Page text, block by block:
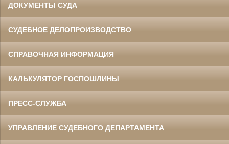
ДОКУМЕНТЫ СУДА
СУДЕБНОЕ ДЕЛОПРОИЗВОДСТВО
СПРАВОЧНАЯ ИНФОРМАЦИЯ
КАЛЬКУЛЯТОР ГОСПОШЛИНЫ
ПРЕСС-СЛУЖБА
УПРАВЛЕНИЕ СУДЕБНОГО ДЕПАРТАМЕНТА